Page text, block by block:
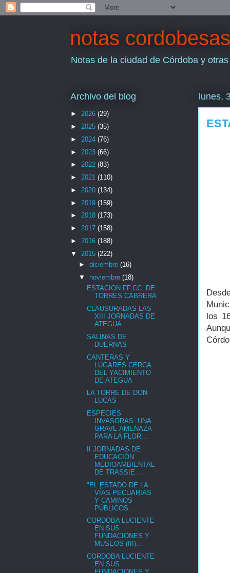
notas cordobesas
Notas de la ciudad de Córdoba y
lunes,
los
Archivo del blog
► 2026 (29)
► 2025 (35)
► 2024 (76)
► 2023 (66)
► 2022 (83)
► 2021 (110)
► 2020 (134)
► 2019 (159)
► 2018 (173)
► 2017 (158)
► 2016 (188)
▼ 2015 (222)
► diciembre (16)
▼ noviembre (18)
ESTACION FF.CC. DE
TORRES CABRERA
CLAUSURADAS LAS
XIII JORNADAS DE
ATEGUA
SALINAS DE
DUERNAS
CANTERAS Y
LUGARES CERCA
DEL YACIMIENTO
DE ATEGUA
LA TORRE DE DON
LUCAS
ESPECIES
INVASORAS: UNA
GRAVE AMENAZA
PARA LA FLOR...
II JORNADAS DE
EDUCACIÓN
MEDIOAMBIENTAL
DE TRASSIE...
"EL ESTADO DE LA
VÍAS PECUARIAS
Y CAMINOS
PÚBLICOS...
CORDOBA LUCIENTE
EN SUS
FUNDACIONES Y
MUSEOS (III)...
CORDOBA LUCIENTE
EN SUS